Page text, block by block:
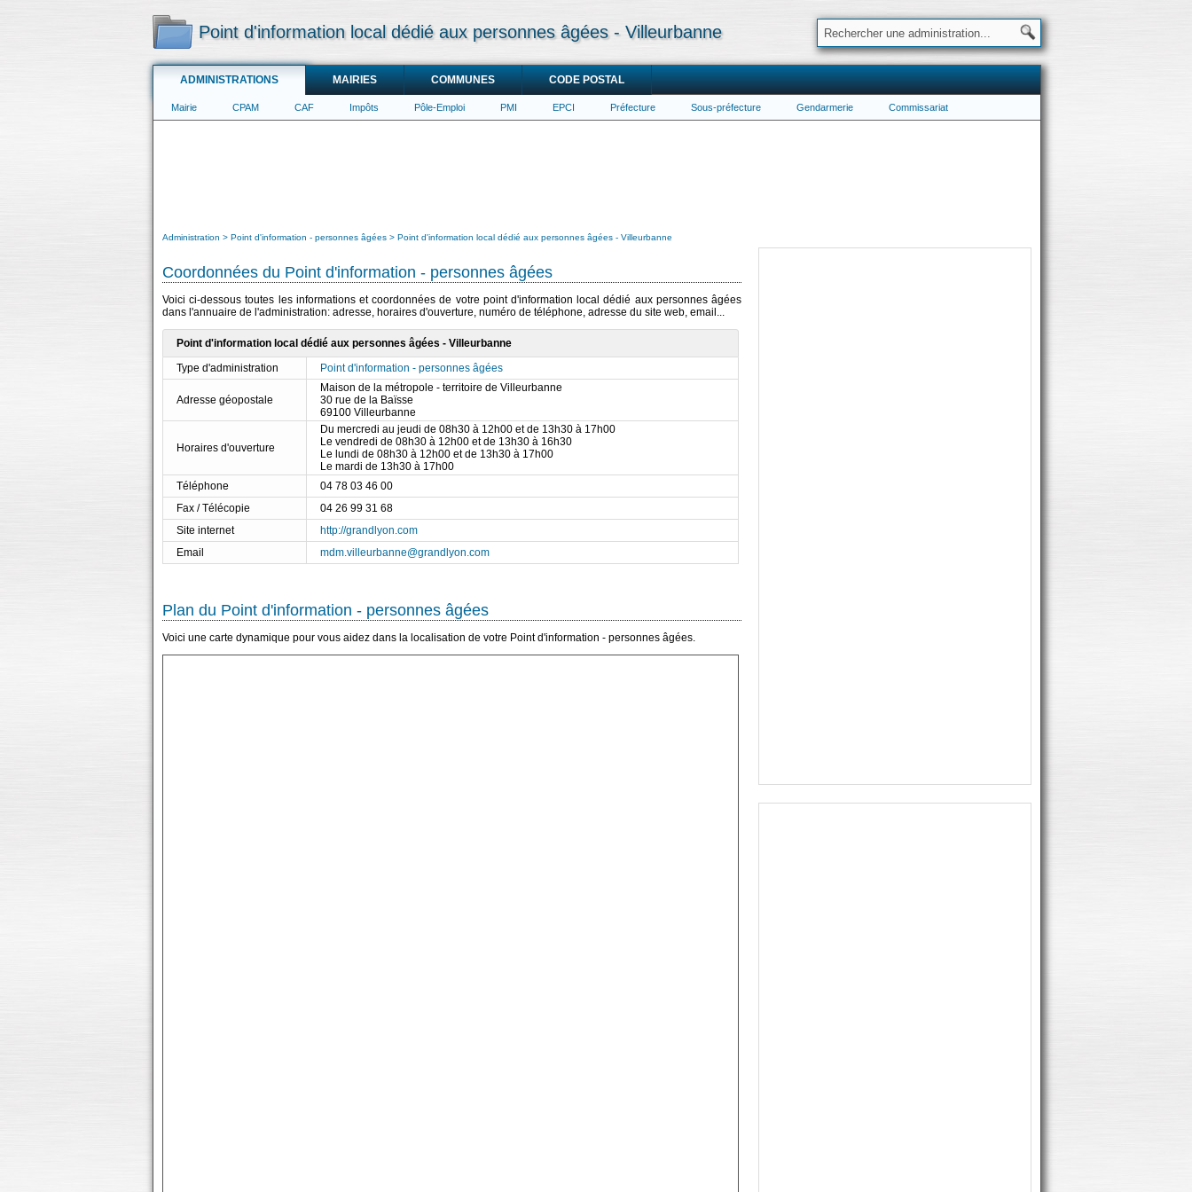
Point d'information local dédié aux personnes âgées - Villeurbanne
ADMINISTRATIONS MAIRIES COMMUNES CODE POSTAL
Mairie CPAM CAF Impôts Pôle-Emploi PMI EPCI Préfecture Sous-préfecture Gendarmerie Commissariat
Administration Point d'information - personnes âgées Point d'information local dédié aux personnes âgées - Villeurbanne
Coordonnées du Point d'information - personnes âgées
Voici ci-dessous toutes les informations et coordonnées de votre point d'information local dédié aux personnes âgées
dans l'annuaire de l'administration: adresse, horaires d'ouverture, numéro de téléphone, adresse du site web, email...
Point d'information local dédié aux personnes âgées - Villeurbanne
Type d'administration
Point d'information - personnes âgées
Adresse géopostale
Maison de la métropole - territoire de Villeurbanne
30 rue de la Baïsse
69100 Villeurbanne
Horaires d'ouverture
Du mercredi au jeudi de 08h30 à 12h00 et de 13h30 à 17h00
Le vendredi de 08h30 à 12h00 et de 13h30 à 16h30
Le lundi de 08h30 à 12h00 et de 13h30 à 17h00
Le mardi de 13h30 à 17h00
Téléphone
04 78 03 46 00
Fax / Télécopie
04 26 99 31 68
Site internet
http://grandlyon.com
Email
mdm.villeurbanne@grandlyon.com
Plan du Point d'information - personnes âgées
Voici une carte dynamique pour vous aidez dans la localisation de votre Point d'information - personnes âgées.